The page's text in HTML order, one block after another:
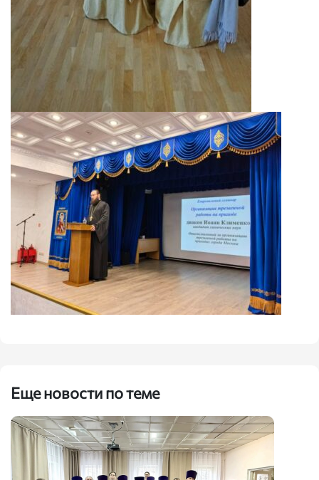
Еще новости по теме